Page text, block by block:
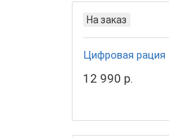
На заказ
Цифровая рация
12 990 р.